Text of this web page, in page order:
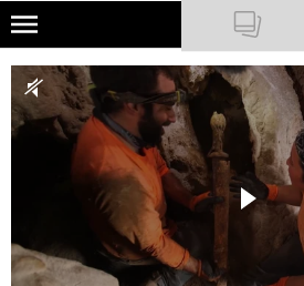
Skip
main
content
NATIONAL GEOGRAPHIC
TRAVELER
PODCASTY
Newsletter